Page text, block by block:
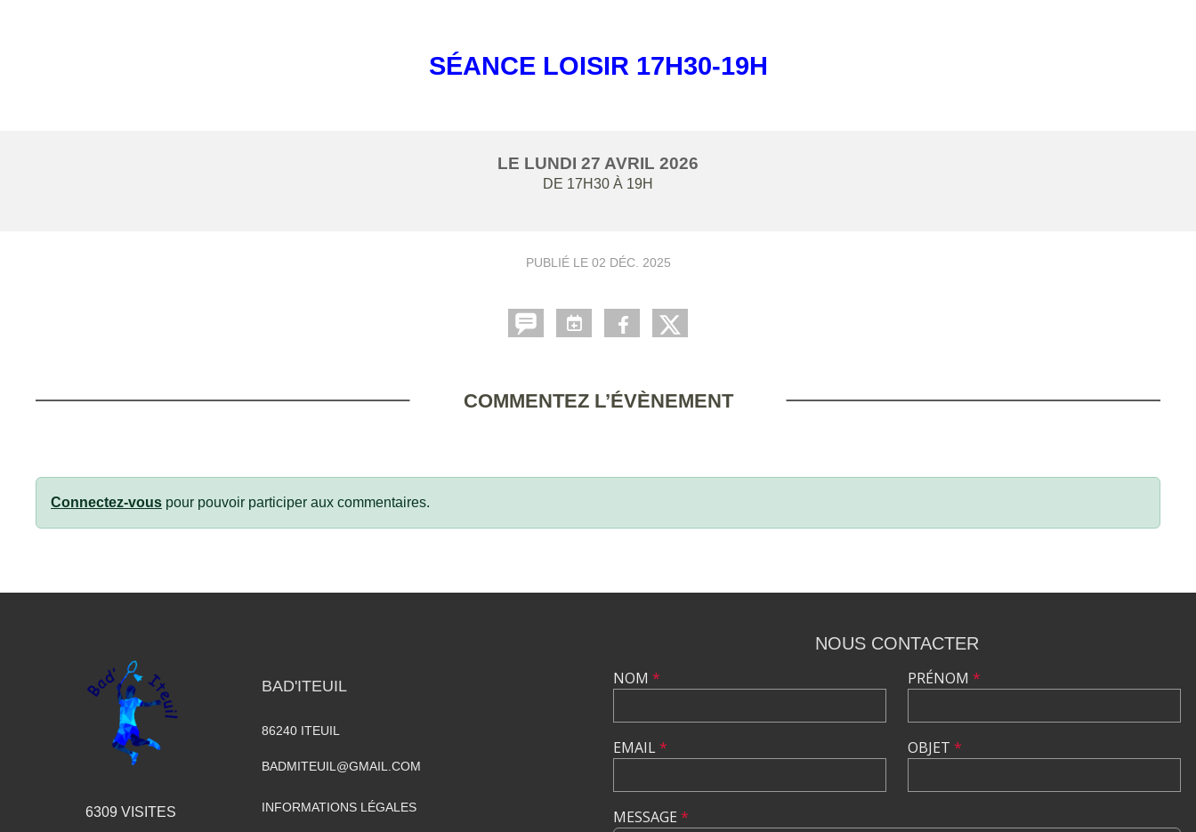
SÉANCE LOISIR 17H30-19H
LE LUNDI 27 AVRIL 2026
DE 17H30 À 19H
PUBLIÉ LE 02 DÉC. 2025
COMMENTEZ L’ÉVÈNEMENT
Connectez-vous pour pouvoir participer aux commentaires.
6309 VISITES
BAD'ITEUIL
86240 ITEUIL
BADMITEUIL@GMAIL.COM
INFORMATIONS LÉGALES
NOUS CONTACTER
NOM *
EMAIL*
PRÉNOM *
OBJET *
MESSAGE *